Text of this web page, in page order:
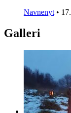
Navnenyt •
Galleri